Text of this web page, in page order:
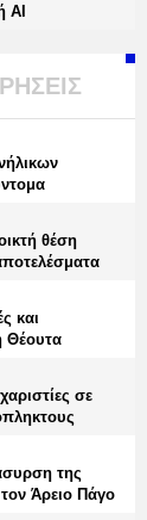
AI
θέση
και
Θέουτα
σε
της
Άρειο Πάγο